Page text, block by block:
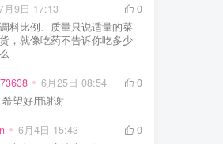
月9日 17:13
0
料比例、质量只说适量的菜
，就像吃药不告诉你吃多少
6月25日 08:54
0
望好用谢谢
6月4日 15:43
0